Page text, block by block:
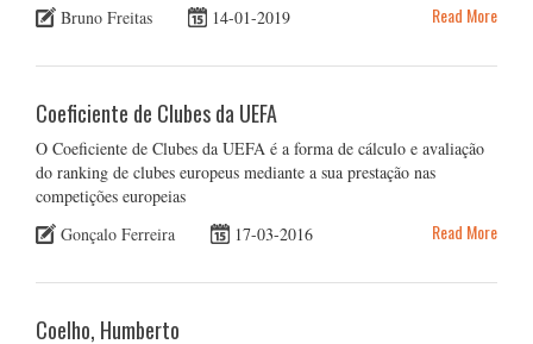
Bruno Freitas
14-01-2019 Read More
Coeficiente de Clubes da UEFA
O Coeficiente de Clubes da UEFA é a forma de cálculo e avaliação
do ranking de clubes europeus mediante a sua prestação nas
competições europeias
Gonçalo Ferreira
17-03-2016 Read More
Coelho, Humberto